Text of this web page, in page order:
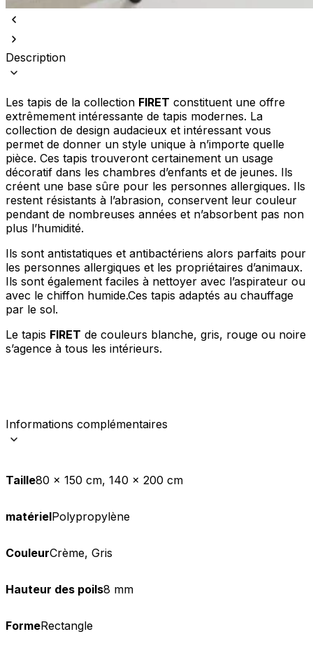
Description
Les tapis de la collection FIRET constituent une offre
extrêmement intéressante de tapis modernes. La
collection de design audacieux et intéressant vous
permet de donner un style unique à n’importe quelle
pièce. Ces tapis trouveront certainement un usage
décoratif dans les chambres d’enfants et de jeunes. Ils
créent une base sûre pour les personnes allergiques. Ils
restent résistants à l’abrasion, conservent leur couleur
pendant de nombreuses années et n’absorbent pas non
plus l’humidité.
Ils sont antistatiques et antibactériens alors parfaits pour
les personnes allergiques et les propriétaires d’animaux.
Ils sont également faciles à nettoyer avec l’aspirateur ou
avec le chiffon humide.Ces tapis adaptés au chauffage
par le sol.
Le tapis FIRET de couleurs blanche, gris, rouge ou noire
s’agence à tous les intérieurs.
Informations complémentaires
Taille80 x 150 cm, 140 x 200 cm
matérielPolypropylène
CouleurCrème, Gris
Hauteur des poils8 mm
FormeRectangle